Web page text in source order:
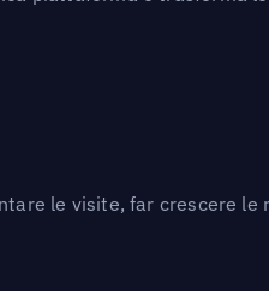
le visite, far crescere le